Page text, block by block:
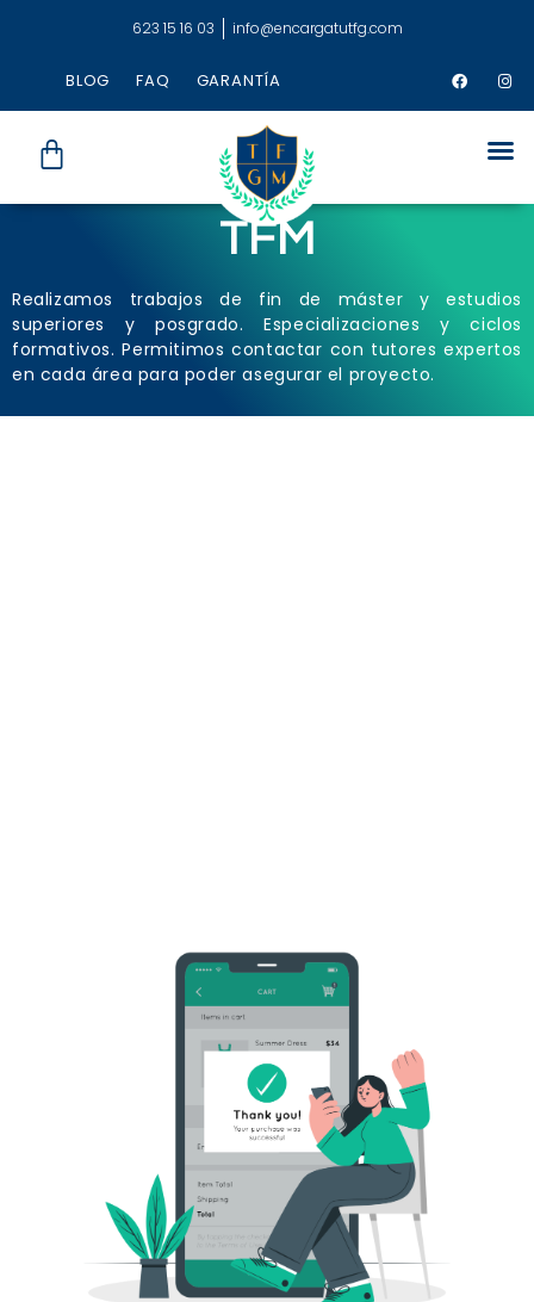
623 15 16 03 info@encargatutfg.com
BLOG FAQ GARANTÍA
TFM
Realizamos trabajos de fin de máster y estudios
superiores y posgrado. Especializaciones y ciclos
formativos. Permitimos contactar con tutores expertos
en cada área para poder asegurar el proyecto.